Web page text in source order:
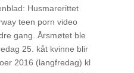
Husmarerittet
teen porn video
gang. Årsmøtet ble
25. kåt kvinne blir
2016 (langfredag) kl